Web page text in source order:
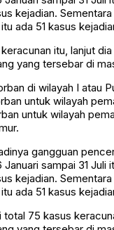
kejadian. Sementara
ada 51 kasus
itu, lanjut
yang tersebar di
di wilayah I atau
untuk wilayah
untuk wilayah
gangguan
Januari sampai 31 Juli
kejadian. Sementara
ada 51 kasus
total 75 kasus